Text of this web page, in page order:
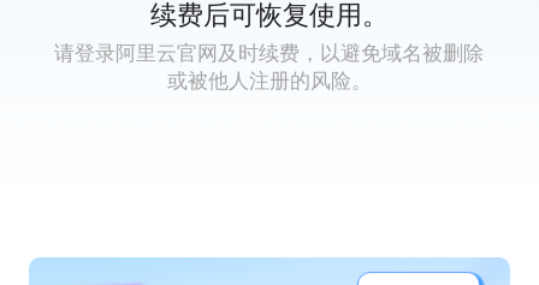
续费后可恢复使用。
请登录阿里云官网及时续费，以避免域名被删除
或被他人注册的风险。